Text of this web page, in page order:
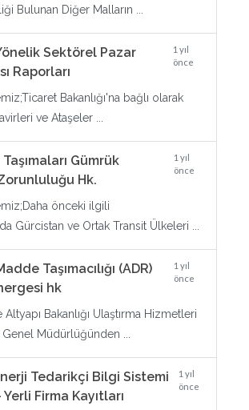
Bulunan Diğer Malların ...
Sektörel Pazar
Raporları
1 yıl
önce
Bakanlığı'na bağlı olarak
ve Ataşeler ...
Gümrük
Hk.
1 yıl
önce
önceki ilgili
Gürcistan ve Ortak Transit Ülkeleri ...
Taşımacılığı (ADR)
hk
1 yıl
önce
Altyapı Bakanlığı Ulaştırma Hizmetleri
Müdürlüğünden ...
Tedarikçi Bilgi Sistemi
Yerli Firma Kayıtları
1 yıl
önce